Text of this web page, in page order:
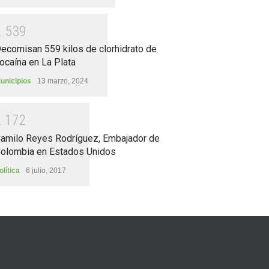
539
559 kilos de clorhidrato de
en La Plata
13 marzo, 2024
1 72
Reyes Rodríguez, Embajador de
en Estados Unidos
6 julio, 2017